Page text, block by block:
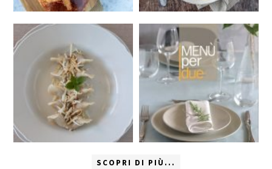
SCOPRI DI PIÙ...